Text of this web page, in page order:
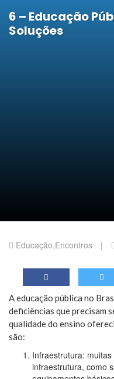
6 – Educação
Soluções
Educação,Encontros |
A educação pública no
deficiências que precisam
qualidade do ensino
são:
Infraestrutura:
infraestrutura, como